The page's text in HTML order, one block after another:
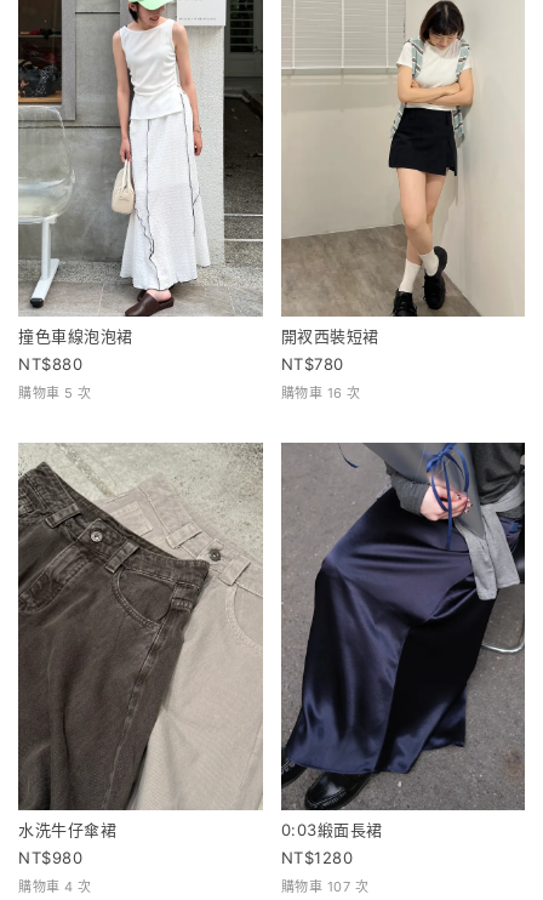
撞色車線泡泡裙
880
購物車 5 次
開衩西裝短裙
780
購物車 16 次
水洗牛仔傘裙
980
購物車 4 次
0:03緞面長裙
1280
購物車 107 次